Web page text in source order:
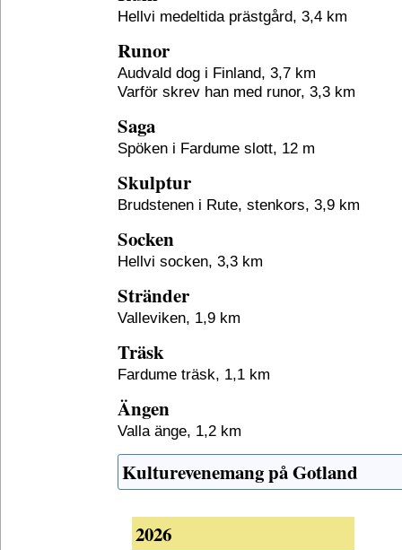
Hellvi medeltida prästgård, 3,4 km
Runor
Audvald dog i Finland, 3,7 km
Varför skrev han med runor, 3,3 km
Saga
Spöken i Fardume slott, 12 m
Skulptur
Brudstenen i Rute, stenkors, 3,9 km
Socken
Hellvi socken, 3,3 km
Stränder
Valleviken, 1,9 km
Träsk
Fardume träsk, 1,1 km
Ängen
Valla änge, 1,2 km
Kulturevenemang på Gotland
2026